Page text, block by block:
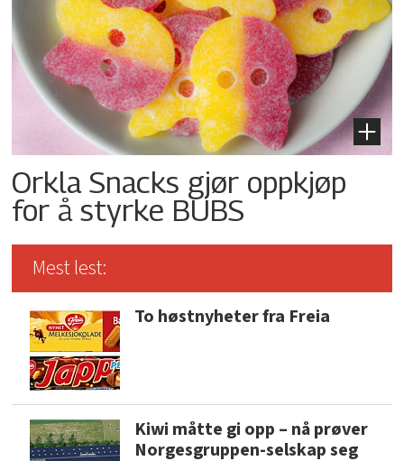
Orkla Snacks gjør oppkjøp
for å styrke BUBS
Mest lest:
To høstnyheter fra Freia
Kiwi måtte gi opp – nå prøver
Norgesgruppen-selskap seg